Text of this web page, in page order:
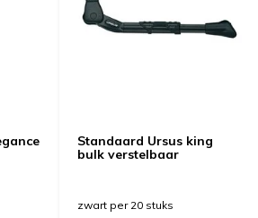
Standaard Ursus king
bulk verstelbaar
zwart per 20 stuks